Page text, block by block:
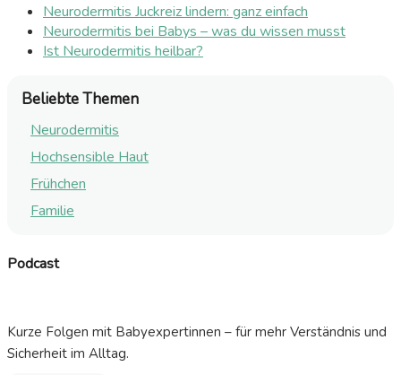
Neurodermitis Juckreiz lindern: ganz einfach
Neurodermitis bei Babys – was du wissen musst
Ist Neurodermitis heilbar?
Beliebte Themen
Neurodermitis
Hochsensible Haut
Frühchen
Familie
Podcast
Kurze Folgen mit Babyexpertinnen – für mehr Verständnis und
Sicherheit im Alltag.